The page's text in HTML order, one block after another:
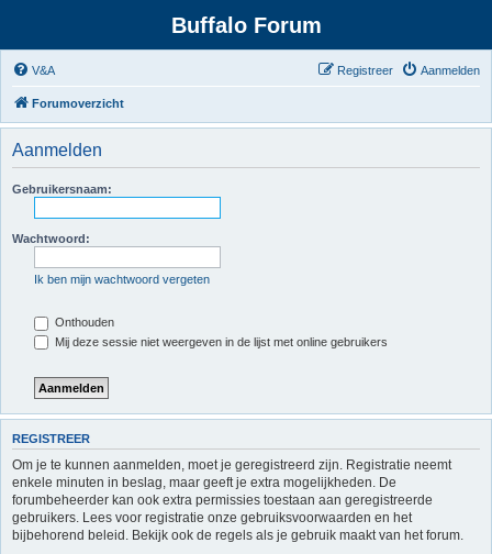
Buffalo Forum
V&A Aanmelden
Registreer
Forumoverzicht
Aanmelden
Gebruikersnaam:
Wachtwoord:
Ik ben mijn wachtwoord vergeten
Onthouden
Mij deze sessie niet weergeven in de lijst met online gebruikers
REGISTREER
Om je te kunnen aanmelden, moet je geregistreerd zijn. Registratie neemt
enkele minuten in beslag, maar geeft je extra mogelijkheden. De
forumbeheerder kan ook extra permissies toestaan aan geregistreerde
gebruikers. Lees voor registratie onze gebruiksvoorwaarden en het
bijbehorend beleid. Bekijk ook de regels als je gebruik maakt van het forum.